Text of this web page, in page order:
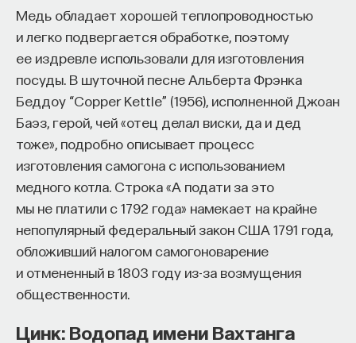
Медь обладает хорошей теплопроводностью
и легко подвергается обработке, поэтому
ее издревле использовали для изготовления
посуды. В шуточной песне Альберта Фрэнка
Беддоу “Copper Kettle” (1956), исполненной Джоан
Баэз, герой, чей «отец делал виски, да и дед
тоже», подробно описывает процесс
изготовления самогона с использованием
медного котла. Строка «А подати за это
мы не платили с 1792 года» намекает на крайне
непопулярный федеральный закон США 1791 года,
обложивший налогом самогоноварение
и отмененный в 1803 году из-за возмущения
общественности.
Цинк: Водопад имени Вахтанга